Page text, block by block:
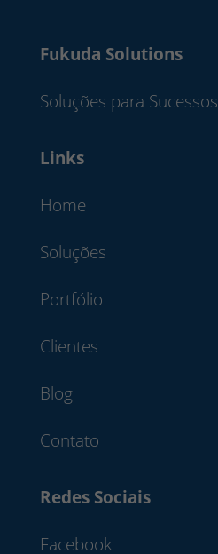
Fukuda Solutions
Soluções para Sucessos
Links
Home
Soluções
Portfólio
Clientes
Blog
Contato
Redes Sociais
Facebook